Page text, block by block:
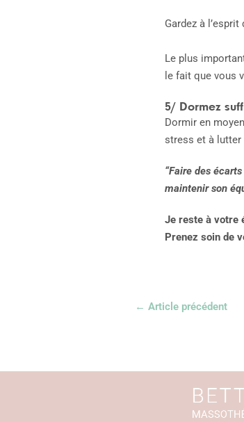
Gardez à
Le plus
le fait que vous
5/ Dormez
Dormir en
stress et à lutter
“Faire des
maintenir son
Je reste à votre
Prenez soin de
← Article précédent